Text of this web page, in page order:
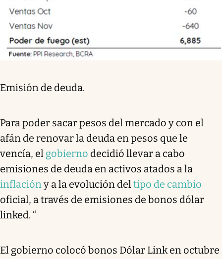
Emisión de deuda.
Para poder sacar pesos del mercado y con el
afán de renovar la deuda en pesos que le
vencía, el gobierno decidió llevar a cabo
emisiones de deuda en activos atados a la
inflacióny a la evolución deltipo de cambio
oficial, a través de emisiones de bonos dólar
linked. “
El gobierno colocó bonos Dólar Link en octubre